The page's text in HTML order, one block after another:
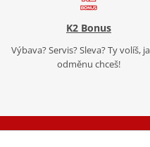
K2 Bonus
Výbava? Servis? Sleva? Ty volíš,
odměnu chceš!